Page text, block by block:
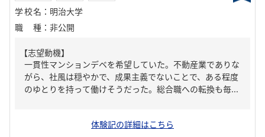
学校名 ： 明治大学
職種 ： 非公開
【志望動機】
一貫性マンションデベを希望していた。不動産業でありな
がら、社風は穏やかで、成果主義でないことで、ある程度
のゆとりを持って働けそうだった。総合職への転換も毎...
体験記の詳細はこちら